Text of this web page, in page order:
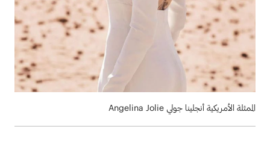
الممثلة الأمريكية أنجلينا جولي Angelina Jolie